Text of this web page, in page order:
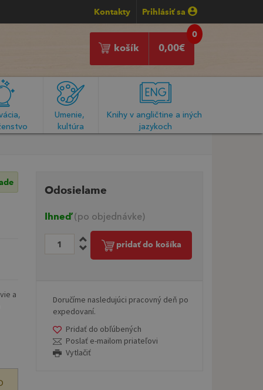
Kontakty Prihlásiť sa
0
0,00€
košík
Umenie,
kultúra
Knihy v angličtine a iných
jazykoch
a
Odosielame
Ihneď(po objednávke)
pridať do košíka
Doručíme nasledujúci pracovný deň po
expedovaní.
Pridať do obľúbených
Poslať e-mailom priateľovi
Vytlačiť